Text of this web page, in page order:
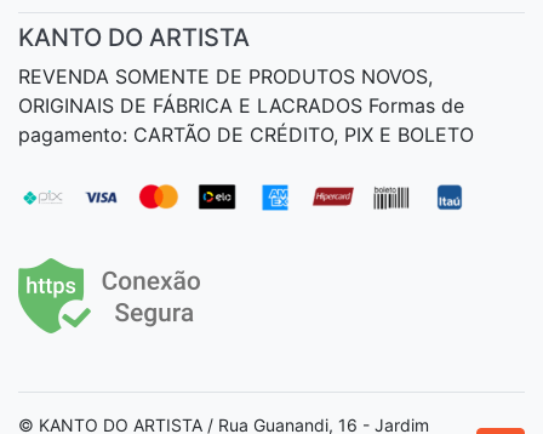
KANTO DO ARTISTA
REVENDA SOMENTE DE PRODUTOS NOVOS,
ORIGINAIS DE FÁBRICA E LACRADOS Formas de
pagamento: CARTÃO DE CRÉDITO, PIX E BOLETO
© KANTO DO ARTISTA / Rua Guanandi, 16 - Jardim